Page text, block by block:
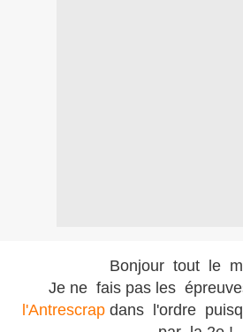
Bonjour tout le
Je ne fais pas les
l'Antrescrapdans l'ordre